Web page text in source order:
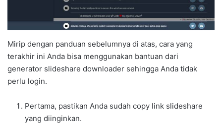
Mirip dengan panduan sebelumnya di atas, cara yang
terakhir ini Anda bisa menggunakan bantuan dari
generator slideshare downloader sehingga Anda tidak
perlu login.
Pertama, pastikan Anda sudah copy link slideshare
yang diinginkan.